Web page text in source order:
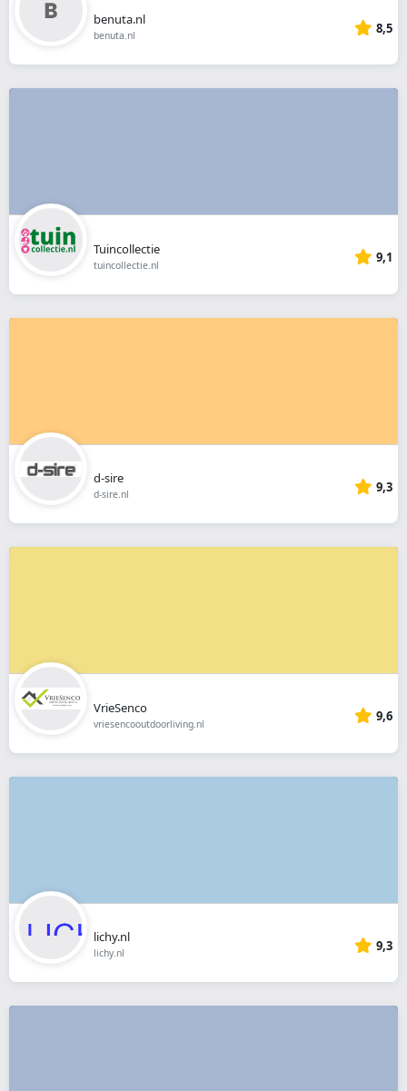
benuta.nl
benuta.nl 8,5
Tuincollectie
tuincollectie.nl 9,1
d-sire
d-sire.nl 9,3
VrieSenco
vriesencooutdoorliving.nl 9,6
lichy.nl
lichy.nl 9,3